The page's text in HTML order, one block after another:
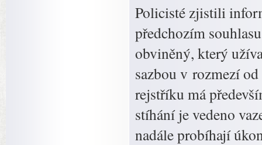
Policisté zjistili
předchozím
obviněný, který
sazbou v rozmezí
rejstříku má
stíhání je vedeno
nadále probíhají